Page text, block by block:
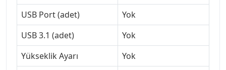
USB Port (adet)
Yok
USB 3.1 (adet)
Yok
Yükseklik Ayarı
Yok